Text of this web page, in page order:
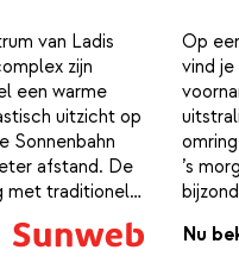
van Ladis
zijn
een warme
uitzicht op
Sonnenbahn
afstand. De
met traditionele
een
Op
vind
’s
Nu